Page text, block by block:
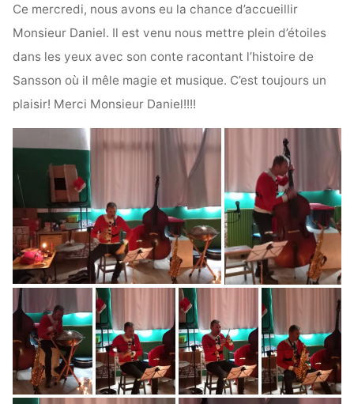
Ce mercredi, nous avons eu la chance d’accueillir
Monsieur Daniel. Il est venu nous mettre plein d’étoiles
dans les yeux avec son conte racontant l’histoire de
Sansson où il mêle magie et musique. C’est toujours un
plaisir! Merci Monsieur Daniel!!!!